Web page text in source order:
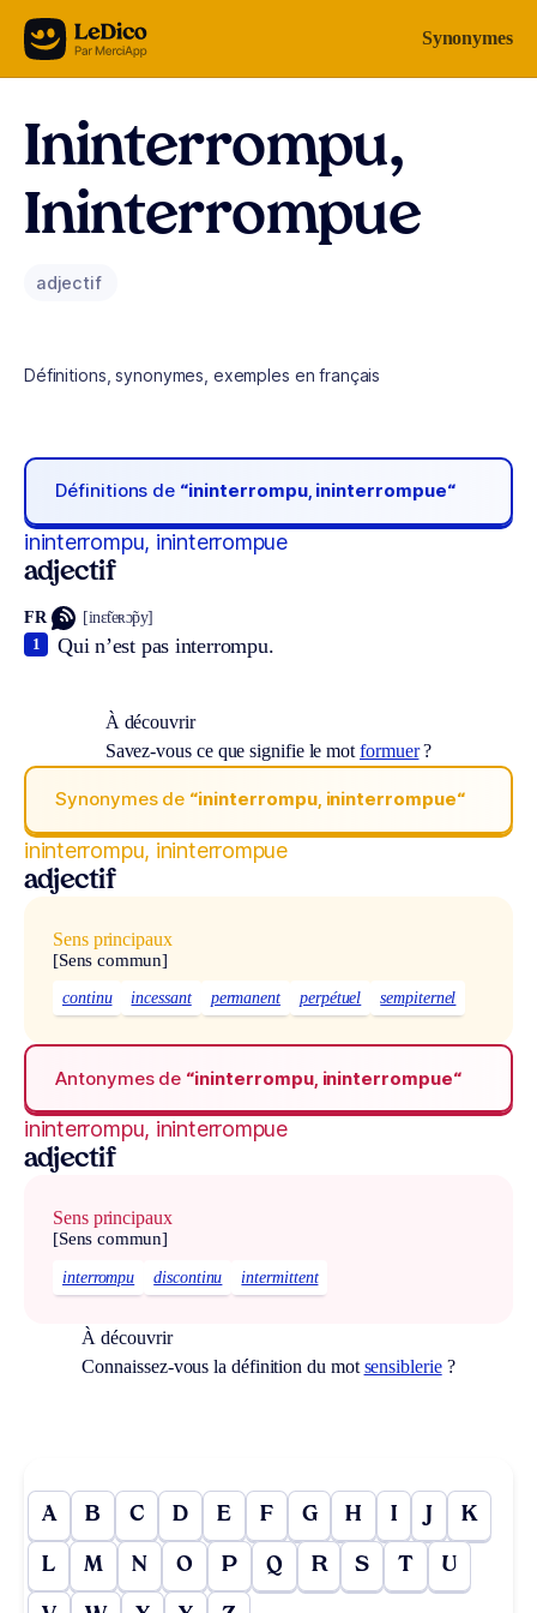
Aller au contenu Synonymes
Ininterrompu,
Ininterrompue
adjectif
Définitions, synonymes, exemples en français
Définitions de “ininterrompu, ininterrompue“
ininterrompu, ininterrompue
adjectif
FR [inɛ̃teʀɔ̃py]
Qui n’est pas interrompu.
1
À découvrir
Savez-vous ce que signifie le mot formuer?
Synonymes de “ininterrompu, ininterrompue“
ininterrompu, ininterrompue
adjectif
Sens principaux
[Sens commun]
continu incessant permanent perpétuel sempiternel
Antonymes de “ininterrompu, ininterrompue“
ininterrompu, ininterrompue
adjectif
Sens principaux
[Sens commun]
interrompu discontinu intermittent
À découvrir
Connaissez-vous la définition du mot sensiblerie?
A B C D E F G H I J K
L M N O P Q R S T U